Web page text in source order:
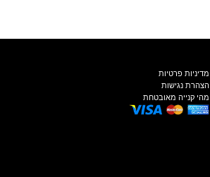
מדיניות פרטיות
הצהרת נגישות
מהי קנייה מאובטחת